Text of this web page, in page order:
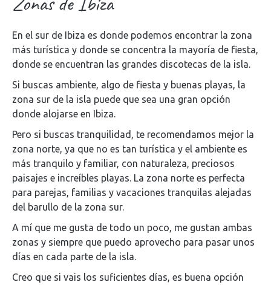
En el sur de Ibiza es donde podemos encontrar la zona
más turística y donde se concentra la mayoría de fiesta,
donde se encuentran las grandes discotecas de la isla.
Si buscas ambiente, algo de fiesta y buenas playas, la
zona sur de la isla puede que sea una gran opción
donde alojarse en Ibiza.
Pero si buscas tranquilidad, te recomendamos mejor la
zona norte, ya que no es tan turística y el ambiente es
más tranquilo y familiar, con naturaleza, preciosos
paisajes e increíbles playas. La zona norte es perfecta
para parejas, familias y vacaciones tranquilas alejadas
del barullo de la zona sur.
A mí que me gusta de todo un poco, me gustan ambas
zonas y siempre que puedo aprovecho para pasar unos
días en cada parte de la isla.
Creo que si vais los suficientes días, es buena opción